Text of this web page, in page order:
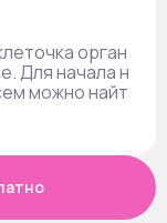
орган
Для начала н
можно найт